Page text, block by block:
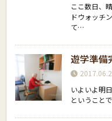
ここ数日、
ドウォッチ
て…
遊学準備
いよいよ明
ということ